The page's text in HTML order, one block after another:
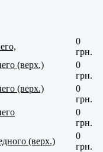
0
грн.
(верх.)
0
грн.
(верх.)
0
грн.
0
грн.
(верх.)
0
грн.